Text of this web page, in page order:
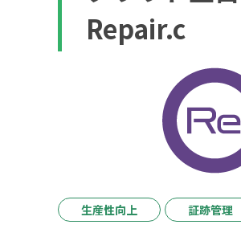
Repair.c
生産性向上 証跡管理